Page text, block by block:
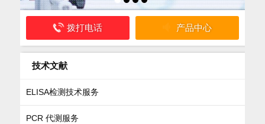
拨打电话 产品中心
技术文献
ELISA检测技术服务
PCR 代测服务